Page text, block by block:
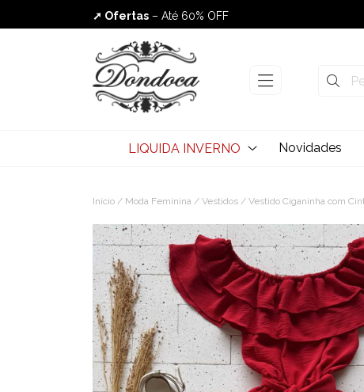
➚ Ofertas – Até 60% OFF
Envio Rápido
LIQUIDA INVERNO Novidades
Início / Moda Feminina / Vestidos / Vestido Ciganinha com